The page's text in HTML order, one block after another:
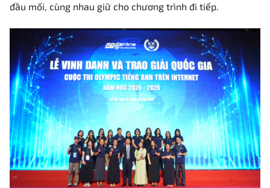
đầu mối, cùng nhau giữ cho chương trình đi tiếp.